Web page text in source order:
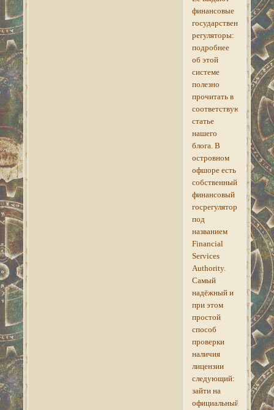
финансовые
государственные
регуляторы:
подробнее
об этой
системе
полезно
прочитать в
соответствующей
статье
нашего
блога. В
островном
офшоре есть
собственный
финансовый
госрегулятор
под
названием
Financial
Services
Authority.
Самый
надёжный и
при этом
простой
способ
проверки
наличия
лицензии
следующий:
зайти на
официальный